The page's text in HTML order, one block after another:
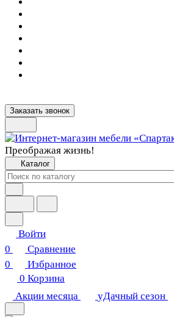
Заказать звонок
Преображая жизнь!
Каталог
Войти
0
Сравнение
0
Избранное
0 Корзина
Акции месяца
уДачный сезон